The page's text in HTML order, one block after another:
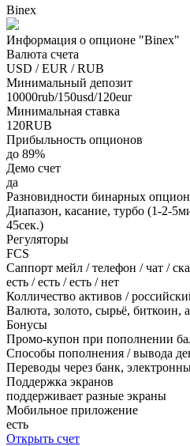
Binex
Информация о опционе "Binex"
Валюта счета
USD / EUR / RUB
Минимальный депозит
10000rub/150usd/120eur
Минимальная ставка
120RUB
Прибыльность опционов
до 89%
Демо счет
да
Разновидности бинарных
Диапазон, касание, турбо (1-2-
45сек.)
Регуляторы
FCS
Саппорт мейл / телефон / чат /
есть / есть / есть / нет
Колличество активов /
Валютa, золото, сырьё, биткоин,
Бонусы
Промо-купон при пополнении
Способы пополнения / вывода
Переводы через банк,
Поддержка экранов
поддерживает разные экраны
Мобильное приложение
есть
Открыть счет